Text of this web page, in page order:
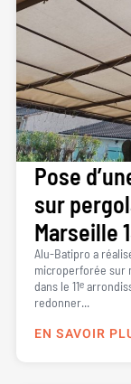
Pose
sur
Marseille
Alu-Batipro a
microperforée sur
dans le 11ᵉ
redonner...
EN SAVOIR